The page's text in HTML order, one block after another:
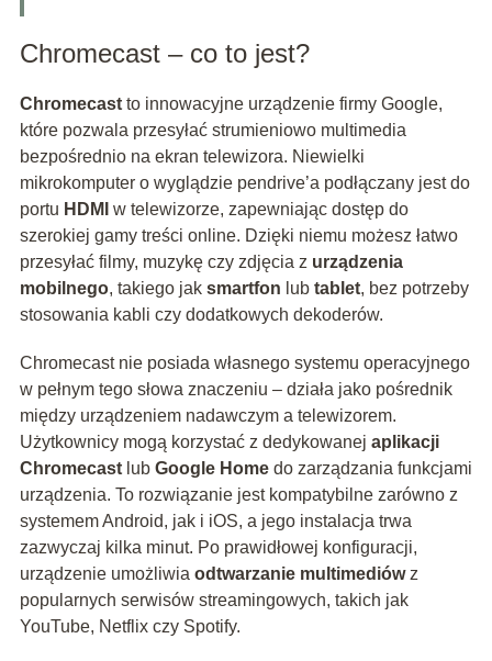
Chromecast – co to jest?
Chromecastto innowacyjne urządzenie firmy Google,
które pozwala przesyłać strumieniowo multimedia
bezpośrednio na ekran telewizora. Niewielki
mikrokomputer o wyglądzie pendrive’a podłączany jest do
portu HDMI w telewizorze, zapewniając dostęp do
szerokiej gamy treści online. Dzięki niemu możesz łatwo
przesyłać filmy, muzykę czy zdjęcia z urządzenia
mobilnego, takiego jak smartfon lub tablet, bez potrzeby
stosowania kabli czy dodatkowych dekoderów.
Chromecast nie posiada własnego systemu operacyjnego
w pełnym tego słowa znaczeniu – działa jako pośrednik
między urządzeniem nadawczym a telewizorem.
Użytkownicy mogą korzystać z dedykowanej aplikacji
Chromecastlub Google Homedo zarządzania funkcjami
urządzenia. To rozwiązanie jest kompatybilne zarówno z
systemem Android, jak i iOS, a jego instalacja trwa
zazwyczaj kilka minut. Po prawidłowej konfiguracji,
urządzenie umożliwia odtwarzanie multimediówz
popularnych serwisów streamingowych, takich jak
YouTube, Netflix czy Spotify.